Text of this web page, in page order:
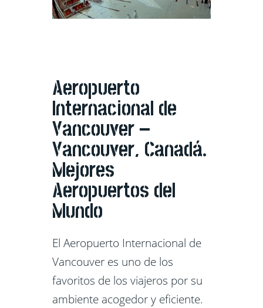
Aeropuerto
Internacional de
Vancouver –
Vancouver, Canadá.
Mejores
Aeropuertos del
Mundo
El Aeropuerto Internacional de
Vancouver es uno de los
favoritos de los viajeros por su
ambiente acogedor y eficiente.